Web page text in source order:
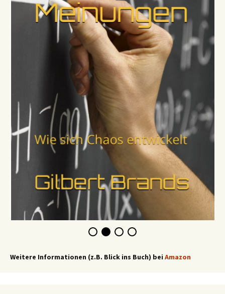
Weitere Informationen (z.B. Blick ins Buch) bei Amazon